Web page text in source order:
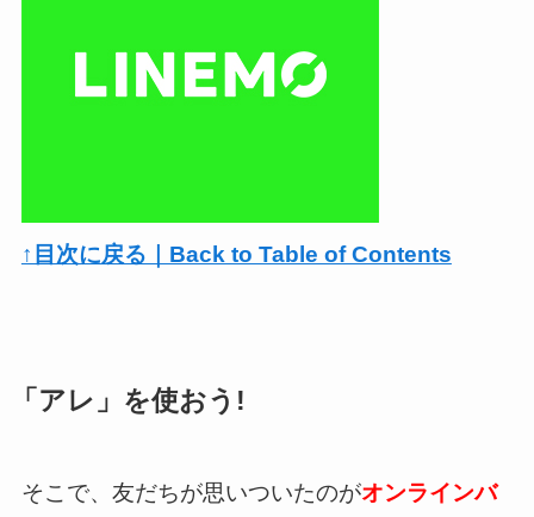
↑目次に戻る｜Back to Table of Contents
「アレ」を使おう!
そこで、友だちが思いついたのがオンラインバ